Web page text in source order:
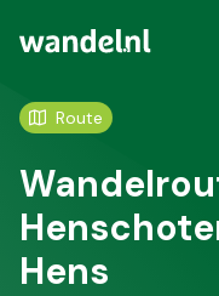
Route
Hens